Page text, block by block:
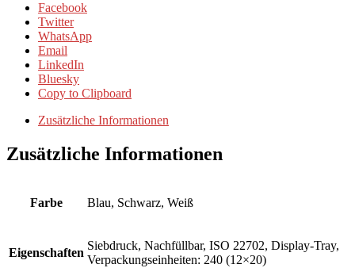
Facebook
Twitter
WhatsApp
Email
LinkedIn
Bluesky
Copy to Clipboard
Zusätzliche Informationen
Zusätzliche Informationen
Farbe Blau, Schwarz, Weiß
Eigenschaften
Siebdruck, Nachfüllbar, ISO 22702, Display-Tray,
Verpackungseinheiten: 240 (12×20)